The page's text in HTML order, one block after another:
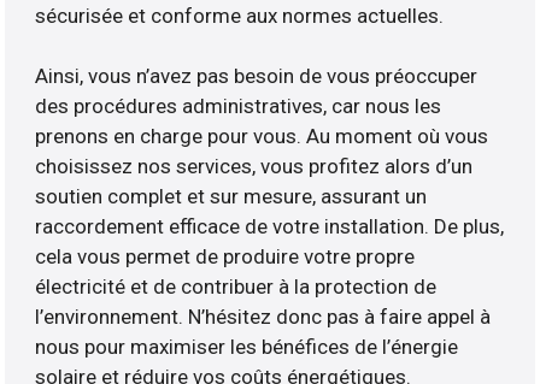
sécurisée et conforme aux normes actuelles.
Ainsi, vous n’avez pas besoin de vous préoccuper
des procédures administratives, car nous les
prenons en charge pour vous. Au moment où vous
choisissez nos services, vous profitez alors d’un
soutien complet et sur mesure, assurant un
raccordement efficace de votre installation. De plus,
cela vous permet de produire votre propre
électricité et de contribuer à la protection de
l’environnement. N’hésitez donc pas à faire appel à
nous pour maximiser les bénéfices de l’énergie
solaire et réduire vos coûts énergétiques.